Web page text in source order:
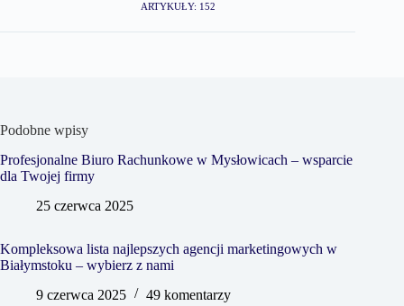
ARTYKUŁY: 152
Podobne wpisy
Profesjonalne Biuro Rachunkowe w Mysłowicach – wsparcie
dla Twojej firmy
25 czerwca 2025
Kompleksowa lista najlepszych agencji marketingowych w
Białymstoku – wybierz z nami
9 czerwca 2025
49 komentarzy